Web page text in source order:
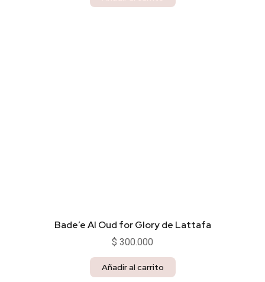
Bade’e Al Oud for Glory de Lattafa
$ 300.000
Añadir al carrito